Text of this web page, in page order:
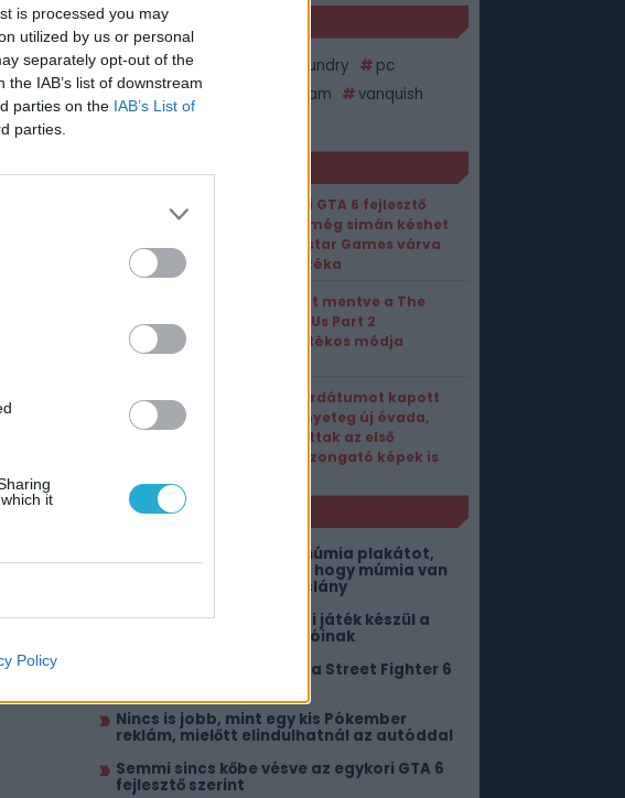
is processed you may
utilized by us or personal
separately opt-out of the
IAB’s list of downstream
parties on the IAB’s List of
parties.
it
Policy
CÍMKÉK
Digital Foundry DigitalFoundry
pc
playstation 3
steam
vanquish
Egykori GTA 6 fejlesztő
állítja, még simán késhet
a Rockstar Games várva
várt játéka
Meg lett mentve a The
Last of Us Part 2
többjátékos módja
Premierdátumot kapott
a Szörnyeteg új évada,
befutottak az első
hátborzongató képek is
AJÁNLÓ
Betiltják Londonban A múmia plakátot,
hiába mondja a Warner, hogy múmia van
rajta, nem egy halott kislány
Magyar fejlesztésű sci-fi játék készül a
Portal és a SOMA rajongóinak
Megőrülnek a játékosok a Street Fighter 6
Nincs is jobb, mint egy kis Pókember
reklám, mielőtt elindulhatnál az autóddal
Semmi sincs kőbe vésve az egykori GTA 6
fejlesztő szerint